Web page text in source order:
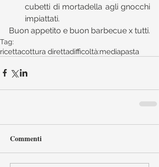
cubetti di mortadella agli gnocchi
impiattati.
Buon appetito e buon barbecue x tutti.
Tag:
ricettacottura direttadifficoltà:mediapasta
Commenti